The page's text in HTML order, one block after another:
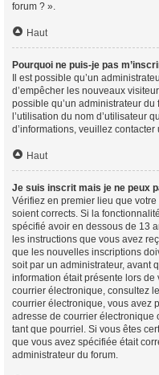
forum ? ».
Haut
Pourquoi ne puis-je pas
Il est possible qu’un
d’empêcher les nouveaux
possible qu’un administrateur
l’utilisation du nom d’utilisateur
d’informations, veuillez
Haut
Je suis inscrit mais je ne peux
Vérifiez en premier lieu que votre
soient corrects. Si la
spécifié avoir en dessous de 13
les instructions que vous avez
que les nouvelles inscriptions
soit par un administrateur, avant
information était présente lors
courrier électronique, consultez
courrier électronique, vous avez
adresse de courrier électronique
tant que pourriel. Si vous êtes
que vous avez spécifiée était
administrateur du forum.